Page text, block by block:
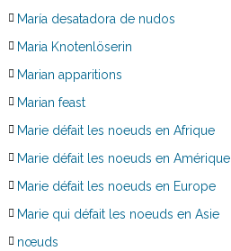
María desatadora de nudos
Maria Knotenlöserin
Marian apparitions
Marian feast
Marie défait les noeuds en Afrique
Marie défait les noeuds en Amérique
Marie défait les noeuds en Europe
Marie qui défait les noeuds en Asie
nœuds